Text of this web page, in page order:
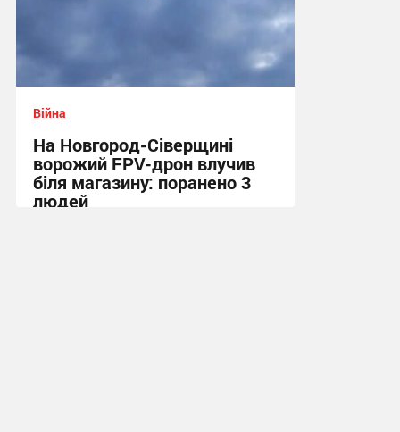
Війна
На Новгород-Сіверщині
ворожий FPV-дрон влучив
біля магазину: поранено 3
людей